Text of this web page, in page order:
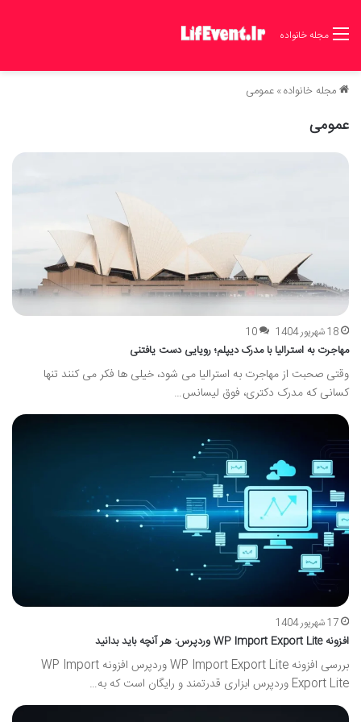
مجله خانواده
مجله خانواده»عمومی
عمومی
18 شهریور 1404 10
مهاجرت به استرالیا با مدرک دیپلم؛ رویایی دست یافتنی
وقتی صحبت از مهاجرت به استرالیا می شود، خیلی ها فکر می کنند تنها
کسانی که مدرک دکتری، فوق لیسانس…
17 شهریور 1404
افزونه WP Import Export Lite وردپرس: هر آنچه باید بدانید
بررسی افزونه WP Import Export Lite وردپرس افزونه WP Import
Export Lite وردپرس ابزاری قدرتمند و رایگان است که به…